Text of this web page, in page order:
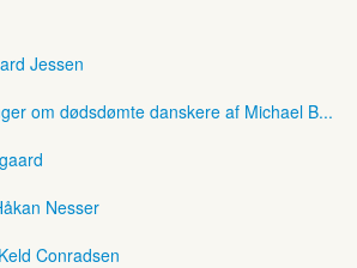
Jessen
om dødsdømte danskere af Michael B...
Nesser
Conradsen